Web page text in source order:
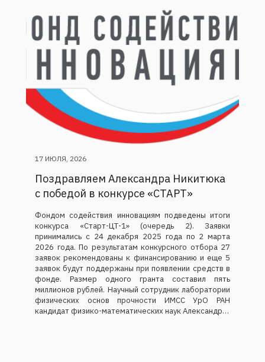
17 ИЮЛЯ, 2026
Поздравляем Александра Никитюка
с победой в конкурсе «СТАРТ»
Фондом содействия инновациям подведены итоги
конкурса «Старт-ЦТ-1» (очередь 2). Заявки
принимались с 24 декабря 2025 года по 2 марта
2026 года. По результатам конкурсного отбора 27
заявок рекомендованы к финансированию и еще 5
заявок будут поддержаны при появлении средств в
фонде. Размер одного гранта составил пять
миллионов рублей. Научный сотрудник лаборатории
физических основ прочности ИМСС УрО РАН
кандидат физико-математических наук Александр…